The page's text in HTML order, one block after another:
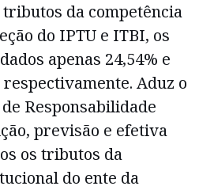
da competência
do IPTU e ITBI, os
apenas 24,54% e
Aduz o
Responsabilidade
previsão e efetiva
os tributos da
do ente da